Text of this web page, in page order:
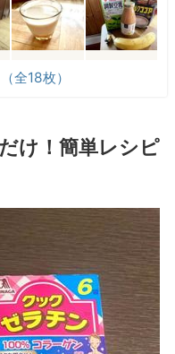
全18枚）
け！簡単レシピ